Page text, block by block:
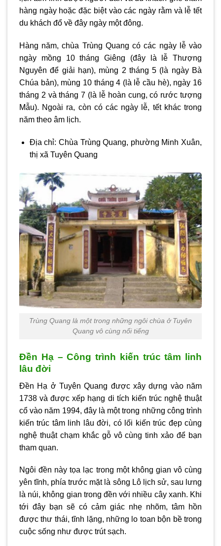
hàng ngày hoặc đặc biệt vào các ngày rằm và lễ tết
du khách đổ về đây ngày một đông.
Hàng năm, chùa Trùng Quang có các ngày lễ vào
ngày mồng 10 tháng Giêng (đây là lễ Thượng
Nguyên để giải hạn), mùng 2 tháng 5 (là ngày Bà
Chúa bản), mùng 10 tháng 4 (là lễ cầu hè), ngày 16
tháng 2 và tháng 7 (là lễ hoàn cung, có rước tượng
Mẫu). Ngoài ra, còn có các ngày lễ, tết khác trong
năm theo âm lịch.
Địa chỉ: Chùa Trùng Quang, phường Minh Xuân,
thị xã Tuyên Quang
Trùng Quang là một trong những ngôi chùa ở Tuyên
Quang vô cùng nổi tiếng
Đền Hạ – Công trình kiến trúc tâm linh
lâu đời
Đền Hạ ở Tuyên Quang được xây dựng vào năm
1738 và được xếp hạng di tích kiến trúc nghệ thuật
cổ vào năm 1994, đây là một trong những công trình
kiến trúc tâm linh lâu đời, có lối kiến trúc đẹp cùng
nghệ thuật chạm khắc gỗ vô cùng tinh xảo để bạn
tham quan.
Ngôi đền này tọa lạc trong một không gian vô cùng
yên tĩnh, phía trước mặt là sông Lô lịch sử, sau lưng
là núi, không gian trong đền với nhiều cây xanh. Khi
tới đây bạn sẽ có cảm giác nhẹ nhõm, tâm hồn
được thư thái, tĩnh lặng, những lo toan bộn bề trong
cuộc sống như được trút sạch.